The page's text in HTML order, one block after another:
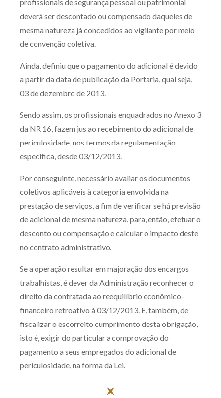
profissionais de segurança pessoal ou patrimonial
deverá ser descontado ou compensado daqueles de
mesma natureza já concedidos ao vigilante por meio
de convenção coletiva.
Ainda, definiu que o pagamento do adicional é devido
a partir da data de publicação da Portaria, qual seja,
03 de dezembro de 2013.
Sendo assim, os profissionais enquadrados no Anexo 3
da NR 16, fazem jus ao recebimento do adicional de
periculosidade, nos termos da regulamentação
específica, desde 03/12/2013.
Por conseguinte, necessário avaliar os documentos
coletivos aplicáveis à categoria envolvida na
prestação de serviços, a fim de verificar se há previsão
de adicional de mesma natureza, para, então, efetuar o
desconto ou compensação e calcular o impacto deste
no contrato administrativo.
Se a operação resultar em majoração dos encargos
trabalhistas, é dever da Administração reconhecer o
direito da contratada ao reequilíbrio econômico-
financeiro retroativo à 03/12/2013. E, também, de
fiscalizar o escorreito cumprimento desta obrigação,
isto é, exigir do particular a comprovação do
pagamento a seus empregados do adicional de
periculosidade, na forma da Lei.